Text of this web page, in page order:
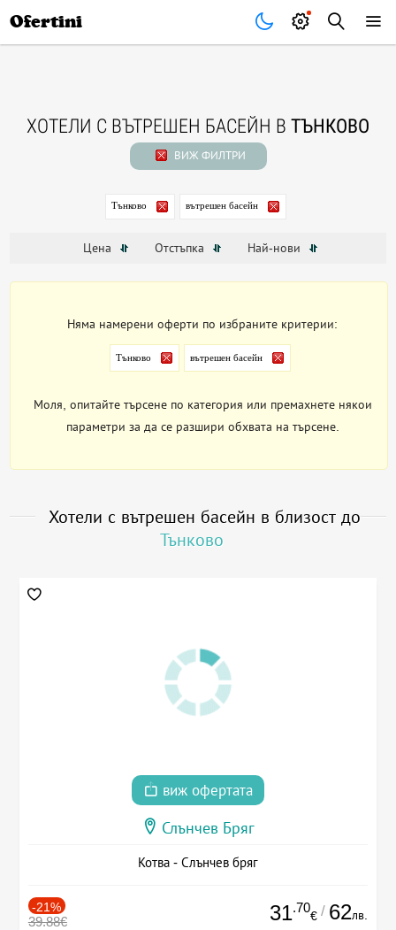
Ofertini
ХОТЕЛИ С ВЪТРЕШЕН БАСЕЙН В ТЪНКОВО
ВИЖ ФИЛТРИ
Тънково вътрешен басейн
Цена Отстъпка Най-нови
Няма намерени оферти по избраните критерии:
Тънково вътрешен басейн
Моля, опитайте търсене по категория или премахнете някои
параметри за да се разшири обхвата на търсене.
Хотели с вътрешен басейн в близост до
Тънково
виж офертата
Слънчев Бряг
Котва - Слънчев бряг
-21%
39.88€ 31.70
€ / 62лв.